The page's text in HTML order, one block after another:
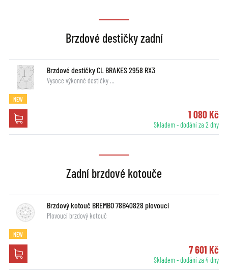
Brzdové destičky zadní
Brzdové destičky CL BRAKES 2958 RX3
Vysoce výkonné destičky …
NEW
1 080 Kč
Skladem - dodání za 2 dny
Zadní brzdové kotouče
Brzdový kotouč BREMBO 78B40828 plovoucí
Plovoucí brzdový kotouč
NEW
7 601 Kč
Skladem - dodání za 4 dny